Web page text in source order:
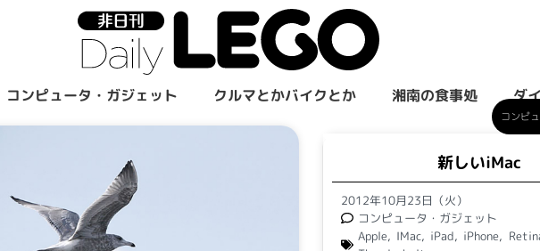
コンピュータ・ガジェット クルマとかバイクとか 湘南の食事処 ダ
コンピ
新しいiMac
2012年10月23日（火）
コンピュータ・ガジェット
Apple, IMac, iPad, iPhone,